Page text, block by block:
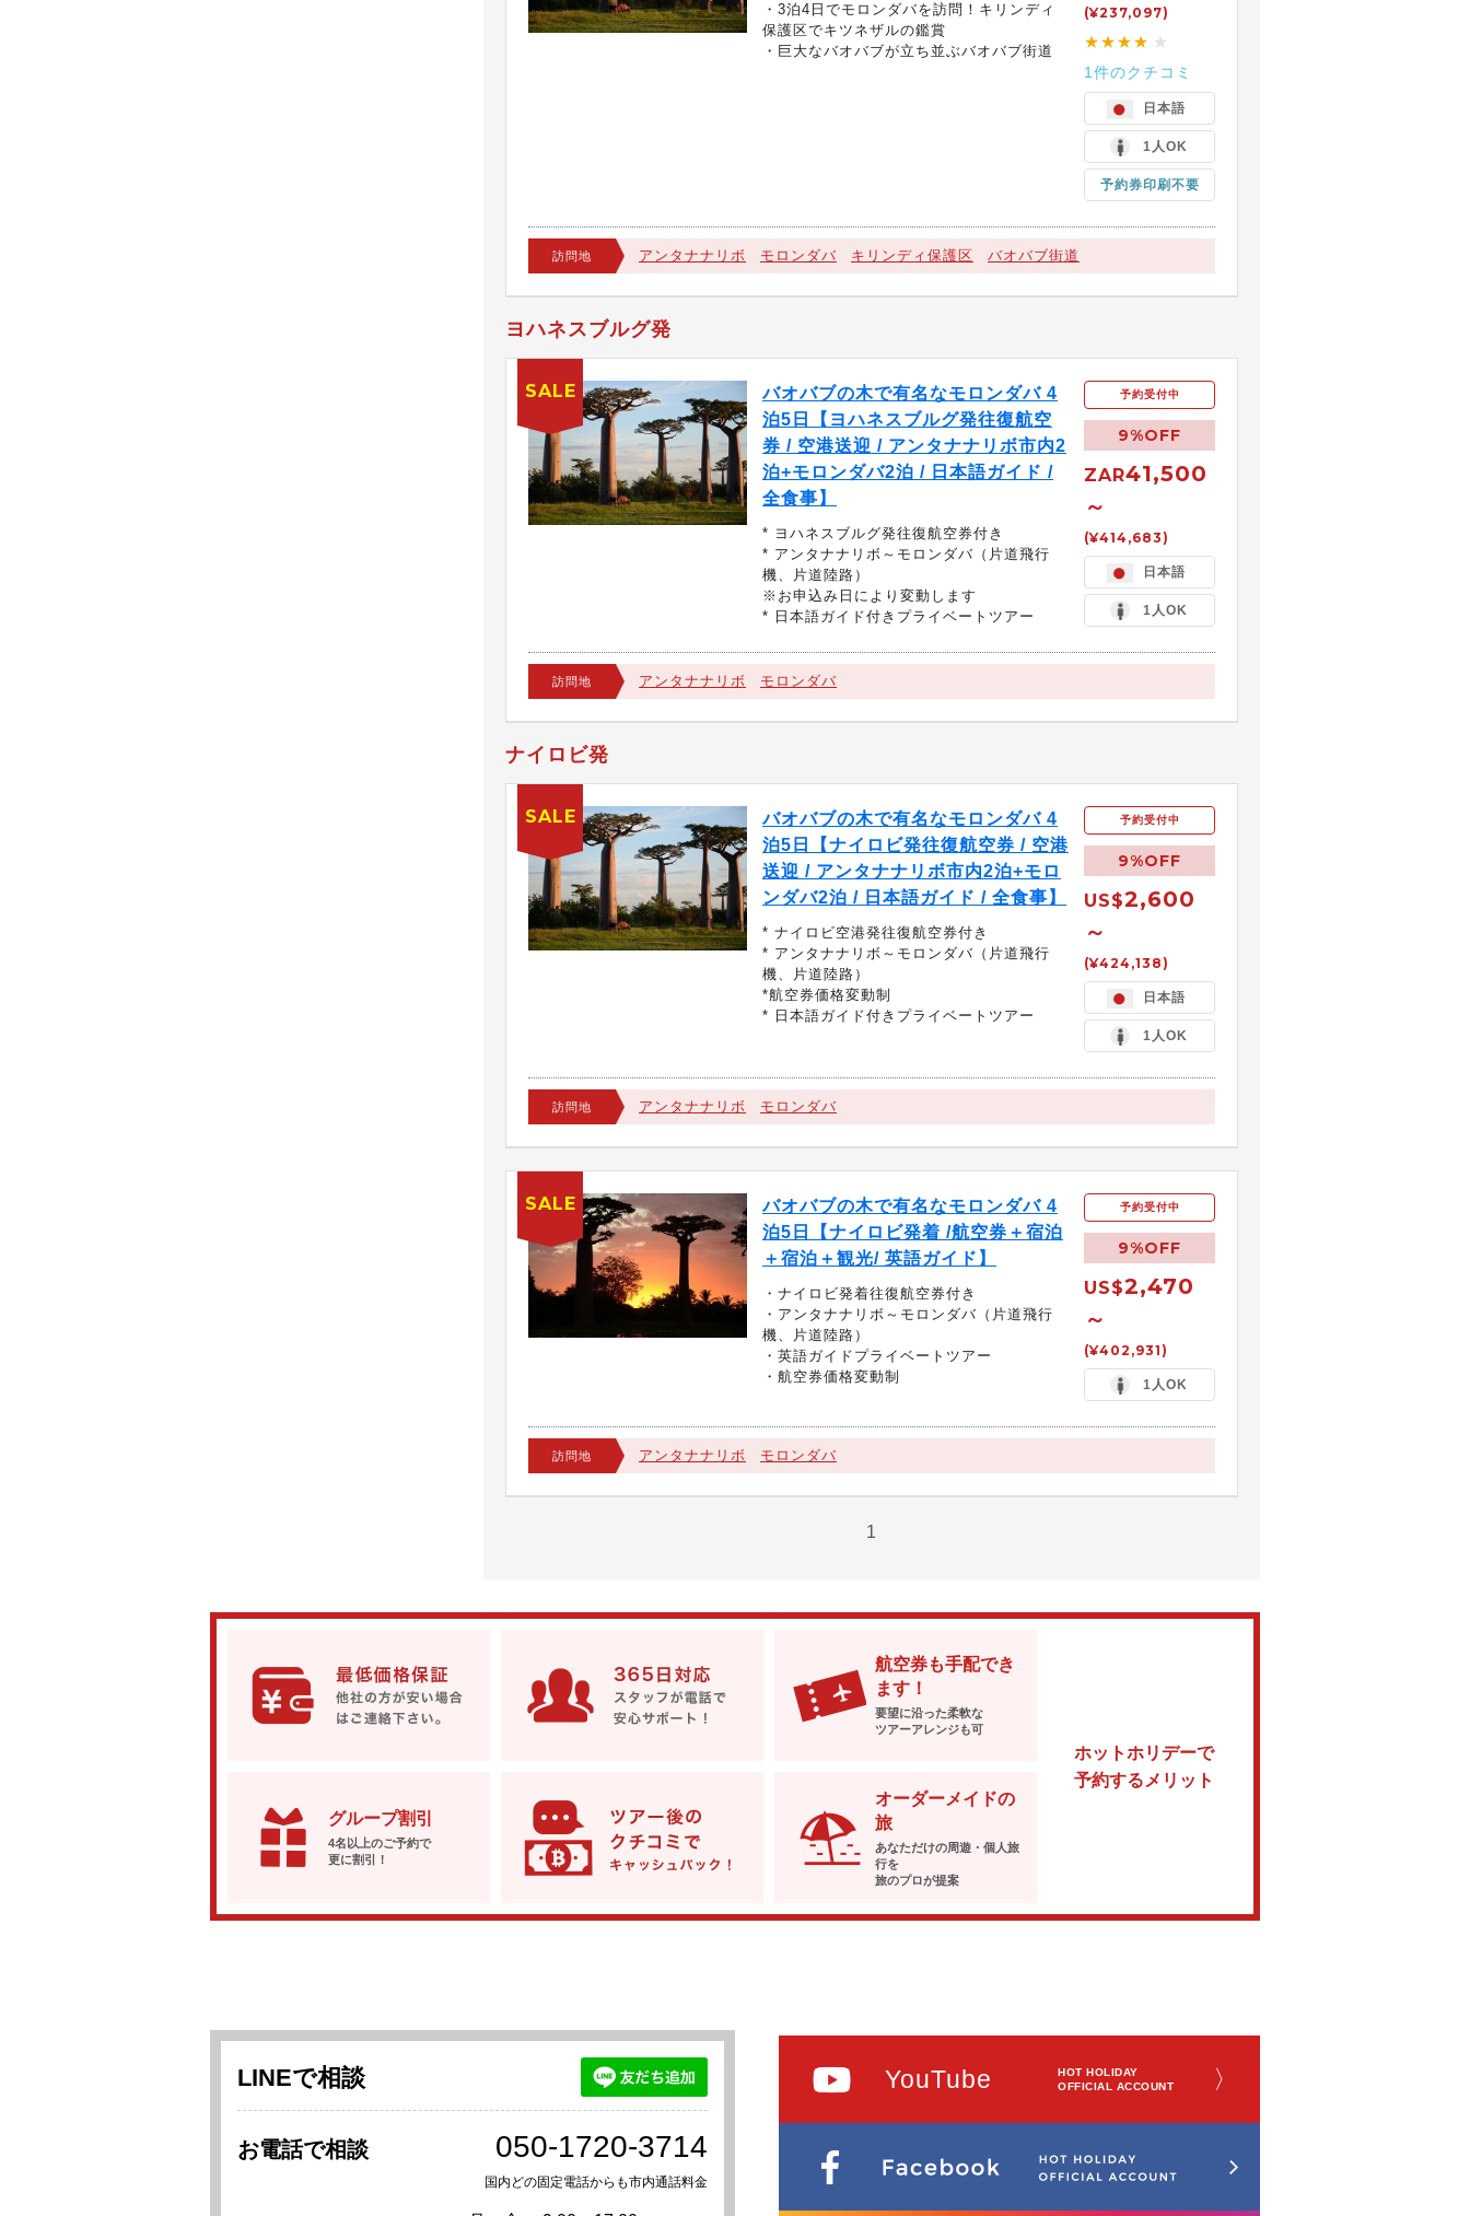
・3泊4日でモロンダバを訪問！キリンディ
保護区でキツネザルの鑑賞
・巨大なバオバブが立ち並ぶバオバブ街道
(¥237,097)
★★★★ ★
1件のクチコミ
日本語
1人OK
予約券印刷不要
訪問地 アンタナナリボ モロンダバ キリンディ保護区 バオバブ街道
ヨハネスブルグ発
バオバブの木で有名なモロンダバ 4
泊5日【ヨハネスブルグ発往復航空
券 / 空港送迎 / アンタナナリボ市内2
泊+モロンダバ2泊 / 日本語ガイド /
全食事】
* ヨハネスブルグ発往復航空券付き
* アンタナナリボ～モロンダバ（片道飛行
機、片道陸路）
※お申込み日により変動します
* 日本語ガイド付きプライベートツアー
予約受付中
9%OFF
ZAR41,500
～
(¥414,683)
日本語
1人OK
訪問地 アンタナナリボ モロンダバ
SALE
ナイロビ発
バオバブの木で有名なモロンダバ 4
泊5日【ナイロビ発往復航空券 / 空港
送迎 / アンタナナリボ市内2泊+モロ
ンダバ2泊 / 日本語ガイド / 全食事】
* ナイロビ空港発往復航空券付き
* アンタナナリボ～モロンダバ（片道飛行
機、片道陸路）
*航空券価格変動制
* 日本語ガイド付きプライベートツアー
予約受付中
9%OFF
US$2,600
～
(¥424,138)
日本語
1人OK
訪問地 アンタナナリボ モロンダバ
SALE
バオバブの木で有名なモロンダバ 4
泊5日【ナイロビ発着 /航空券＋宿泊
＋宿泊＋観光/ 英語ガイド】
・ナイロビ発着往復航空券付き
・アンタナナリボ～モロンダバ（片道飛行
機、片道陸路）
・英語ガイドプライベートツアー
・航空券価格変動制
予約受付中
9%OFF
US$2,470
～
(¥402,931)
1人OK
訪問地 アンタナナリボ モロンダバ
SALE
1
ホットホリデーで
予約するメリット
航空券も手配でき
ます！
要望に沿った柔軟な
ツアーアレンジも可
グループ割引
4名以上のご予約で
更に割引！
オーダーメイドの
旅
あなただけの周遊・個人旅
行を
旅のプロが提案
LINEで相談
お電話で相談 050-1720-3714
国内どの固定電話からも市内通話料金
YouTube
HOT HOLIDAY
OFFICIAL ACCOUNT
〉